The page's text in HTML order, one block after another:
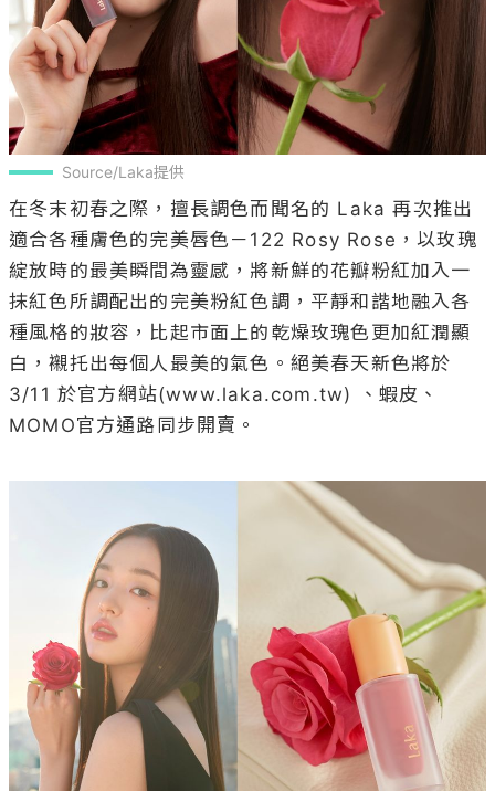
Source/Laka提供
在冬末初春之際，擅長調色而聞名的 Laka 再次推出
適合各種膚色的完美唇色－122 Rosy Rose，以玫瑰
綻放時的最美瞬間為靈感，將新鮮的花瓣粉紅加入一
抹紅色所調配出的完美粉紅色調，平靜和諧地融入各
種風格的妝容，比起市面上的乾燥玫瑰色更加紅潤顯
白，襯托出每個人最美的氣色。絕美春天新色將於
3/11 於官方網站(www.laka.com.tw) 、蝦皮、
MOMO官方通路同步開賣。